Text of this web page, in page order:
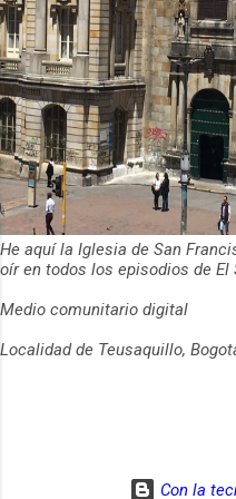
He aquí la Iglesia de San
oír en todos los episodios de El
Medio comunitario digital
Localidad de Teusaquillo,
Con la